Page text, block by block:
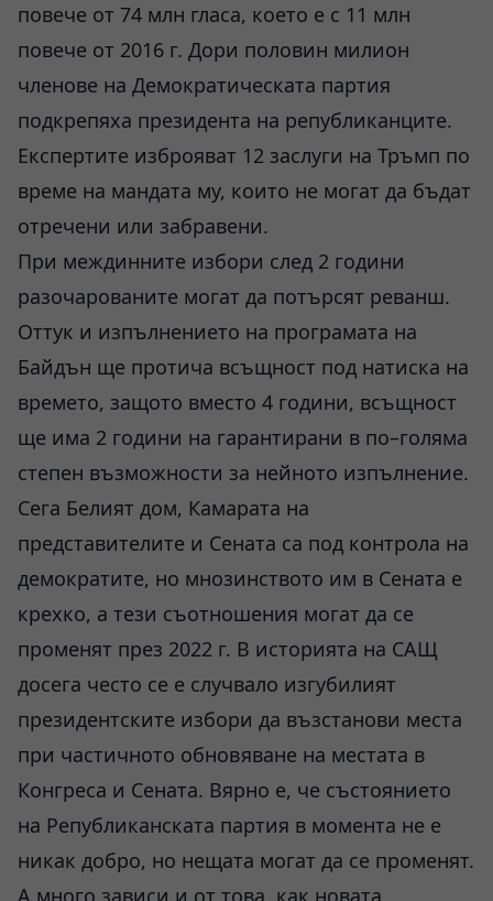
повече oт 74 млн гласа, което е с 11 млн
повече от 2016 г. Дори половин милион
членове на Демократическата партия
подкрепяха президента на републиканците.
Експертите изброяват 12 заслуги на Тръмп по
време на мандата му, които не могат да бъдат
отречени или забравени.
При междинните избори след 2 години
разочарованите могат да потърсят реванш.
Оттук и изпълнението на програмата на
Байдън ще протича всъщност под натиска на
времето, защото вместо 4 години, всъщност
ще има 2 години на гарантирани в по–голяма
степен възможности за нейното изпълнение.
Сега Белият дом, Камарата на
представителите и Сената са под контрола на
демократите, но мнозинството им в Сената е
крехко, а тези съотношения могат да се
променят през 2022 г. В историята на САЩ
досега често се е случвало изгубилият
президентските избори да възстанови места
при частичното обновяване на местата в
Конгреса и Сената. Вярно е, че състоянието
на Републиканската партия в момента не е
никак добро, но нещата могат да се променят.
А много зависи и от това, как новата